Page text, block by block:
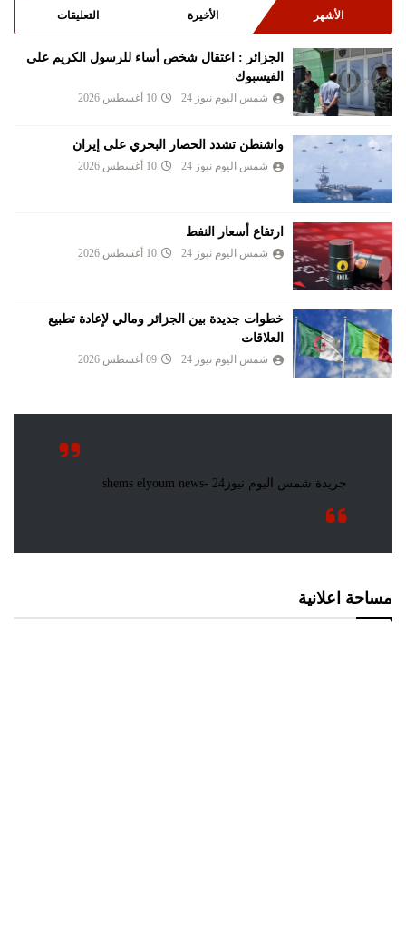
الأشهر الأخيرة التعليقات
الجزائر : اعتقال شخص أساء للرسول الكريم على
الفيسبوك
شمس اليوم نيوز 24 10 أغسطس 2026
واشنطن تشدد الحصار البحري على إيران
شمس اليوم نيوز 24 10 أغسطس 2026
ارتفاع أسعار النفط
شمس اليوم نيوز 24 10 أغسطس 2026
خطوات جديدة بين الجزائر ومالي لإعادة تطبيع
العلاقات
شمس اليوم نيوز 24 09 أغسطس 2026
مساحة اعلانية